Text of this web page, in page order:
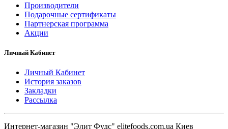
Производители
Подарочные сертификаты
Партнерская программа
Акции
Личный Кабинет
Личный Кабинет
История заказов
Закладки
Рассылка
Интернет-магазин "Элит Фудс" elitefoods.com.ua Киев